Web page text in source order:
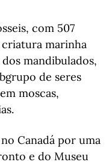
com 507
criatura marinha
mandibulados,
de seres
moscas,
Canadá por uma
e do Museu